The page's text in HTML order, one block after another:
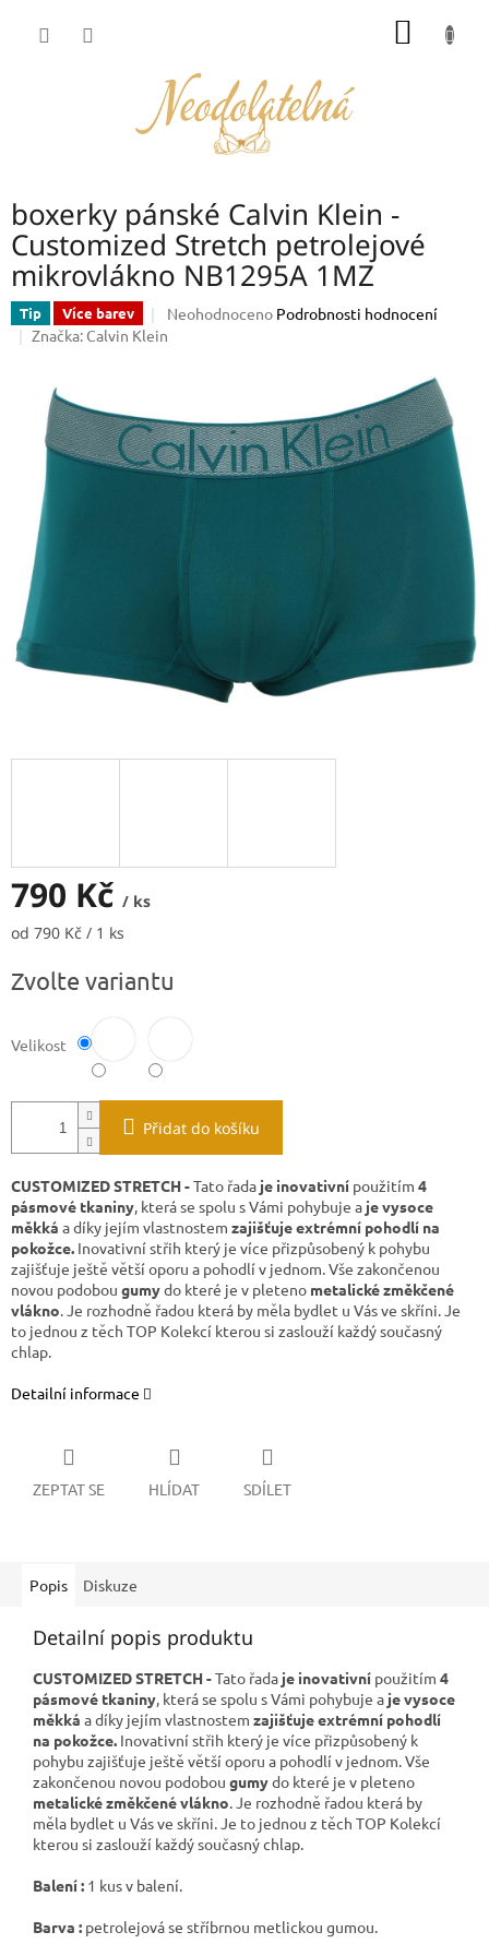
boxerky pánské Calvin Klein -
Customized Stretch petrolejové
mikrovlákno NB1295A 1MZ
Tip Více barev
Průměrné
hodnocení
z
5
hvězdiček.
Neohodnoceno Podrobnosti hodnocení
Značka: Calvin Klein
790 Kč / ks
Měrná
od 790 Kč / 1 ks
Zvolte variantu
Velikost
Přidat do košíku
CUSTOMIZED STRETCH -Tato řada je inovativní použitím 4
pásmové tkaniny, která se spolu s Vámi pohybuje a je vysoce
měkká a díky jejím vlastnostem zajišťuje extrémní pohodlí na
pokožce. Inovativní střih který je více přizpůsobený k pohybu
zajišťuje ještě větší oporu a pohodlí v jednom. Vše zakončenou
novou podobou gumydo které je v pleteno metalické změkčené
vlákno.Je rozhodně řadou která by měla bydlet u Vás ve skříni. Je
to jednou z těch TOP Kolekcí kterou si zaslouží každý současný
chlap.
Detailní informace
ZEPTAT SE HLÍDAT SDÍLET
Popis Diskuze
Detailní popis produktu
CUSTOMIZED STRETCH -Tato řada je inovativní použitím 4
pásmové tkaniny, která se spolu s Vámi pohybuje a je vysoce
měkká a díky jejím vlastnostem zajišťuje extrémní pohodlí
na pokožce. Inovativní střih který je více přizpůsobený k
pohybu zajišťuje ještě větší oporu a pohodlí v jednom. Vše
zakončenou novou podobou gumydo které je v pleteno
metalické změkčené vlákno.Je rozhodně řadou která by
měla bydlet u Vás ve skříni. Je to jednou z těch TOP Kolekcí
kterou si zaslouží každý současný chlap.
Balení : 1 kus v balení.
Barva : petrolejová se stříbrnou metlickou gumou.